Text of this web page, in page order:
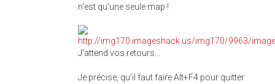
n'est qu'une seule map !
J'attend vos retours...
Je précise, qu'il faut faire Alt+F4 pour quitter